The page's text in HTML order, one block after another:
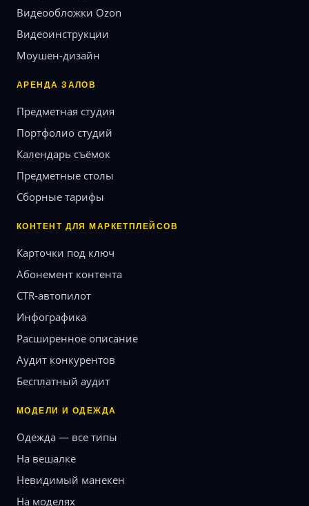
Видеообложки Ozon
Видеоинструкции
Моушен-дизайн
АРЕНДА ЗАЛОВ
Предметная студия
Портфолио студий
Календарь съёмок
Предметные столы
Сборные тарифы
КОНТЕНТ ДЛЯ МАРКЕТПЛЕЙСОВ
Карточки под ключ
Абонемент контента
CTR-автопилот
Инфографика
Расширенное описание
Аудит конкурентов
Бесплатный аудит
МОДЕЛИ И ОДЕЖДА
Одежда — все типы
На вешалке
Невидимый манекен
На моделях